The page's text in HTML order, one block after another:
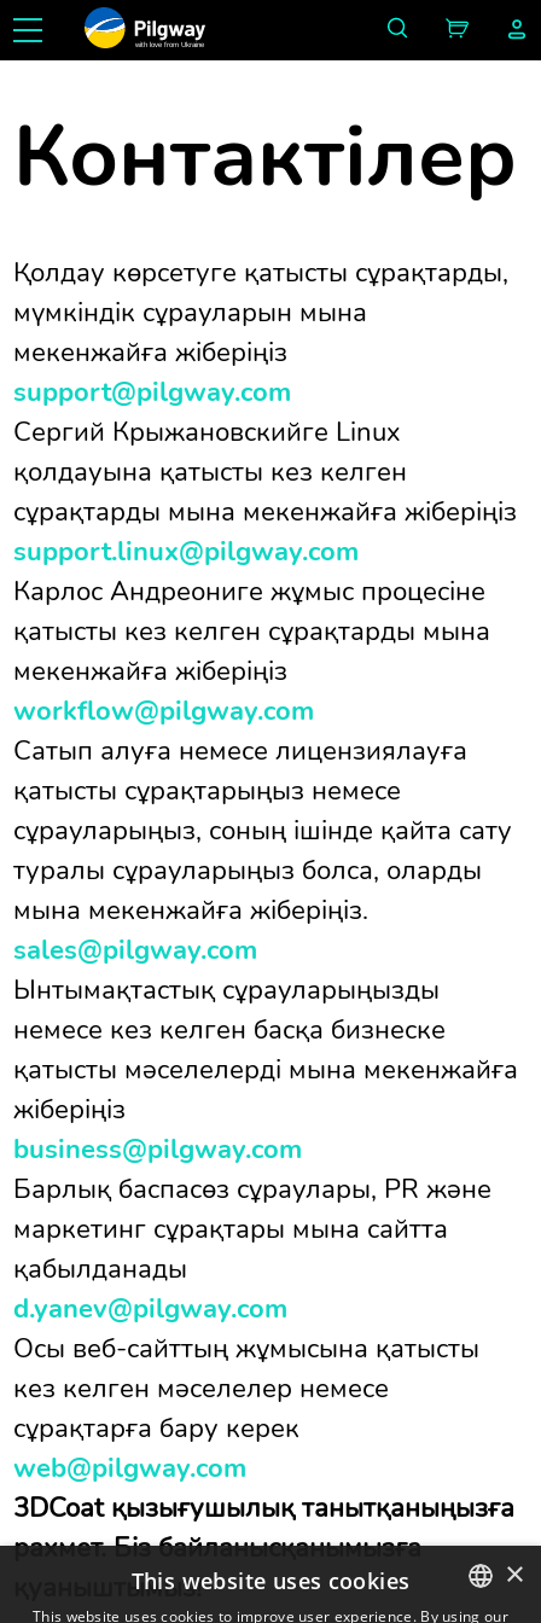
with love from Ukraine
Контактілер
Қолдау көрсетуге қатысты сұрақтарды,
мүмкіндік сұрауларын мына
мекенжайға жіберіңіз
support@pilgway.com
Сергий Крыжановскийге Linux
қолдауына қатысты кез келген
сұрақтарды мына мекенжайға жіберіңіз
support.linux@pilgway.com
Карлос Андреониге жұмыс процесіне
қатысты кез келген сұрақтарды мына
мекенжайға жіберіңіз
workflow@pilgway.com
Сатып алуға немесе лицензиялауға
қатысты сұрақтарыңыз немесе
сұрауларыңыз, соның ішінде қайта сату
туралы сұрауларыңыз болса, оларды
мына мекенжайға жіберіңіз.
sales@pilgway.com
Ынтымақтастық сұрауларыңызды
немесе кез келген басқа бизнеске
қатысты мәселелерді мына мекенжайға
жіберіңіз
business@pilgway.com
Барлық баспасөз сұраулары, PR және
маркетинг сұрақтары мына сайтта
қабылданады
d.yanev@pilgway.com
Осы веб-сайттың жұмысына қатысты
кез келген мәселелер немесе
сұрақтарға бару керек
web@pilgway.com
3DCoat қызығушылық танытқаныңызға
рахмет. Біз байланысқанымызға
қуаныштымыз!
×
This website uses cookies
This website uses cookies to improve user experience. By using our